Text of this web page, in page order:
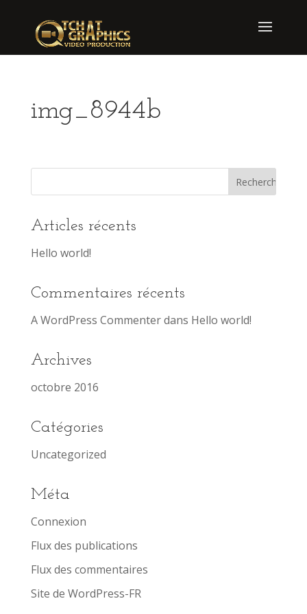
img_8944b
Articles récents
Hello world!
Commentaires récents
A WordPress Commenterdans Hello world!
Archives
octobre 2016
Catégories
Uncategorized
Méta
Connexion
Flux des publications
Flux des commentaires
Site de WordPress-FR